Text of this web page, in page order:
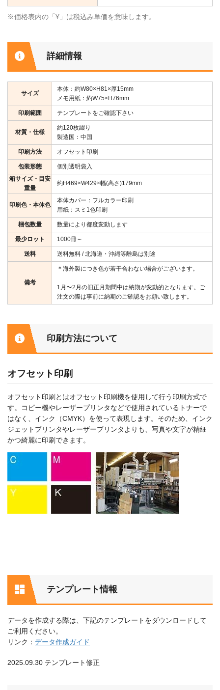
※価格表内の「¥」は税込み単価を意味します。
詳細情報
サイズ
本体：約W80×H81×厚15mm
メモ用紙：約W75×H76mm
印刷範囲 テンプレートをご確認下さい
材質・仕様
約120枚綴り
製造国：中国
印刷方法 オフセット印刷
包装形態
個別透明袋入
箱サイズ・目安
重量
約H469×W429×幅(高さ)179mm
印刷色・本体色
本体カバー：フルカラー印刷
用紙：スミ1色印刷
梱包数量 数量により都度変動します
最少ロット 1000冊～
送料 送料無料 / 北海道・沖縄等離島は別途
備考
＊海外製につき色が若干合わない場合がございます。
1月〜2月の旧正月期間中は納期が変動的となります。ご
注文の際は事前に納期のご確認をお願い致します。
印刷方法について
オフセット印刷
オフセット印刷とはオフセット印刷機を使用して行う印刷方式で
す。コピー機やレーザープリンタなどで使用されているトナーで
はなく、インク（CMYK）を使って表現します。そのため、インク
ジェットプリンタやレーザープリンタよりも、写真や文字が精細
かつ綺麗に印刷できます。
テンプレート情報
データを作成する際は、下記のテンプレートをダウンロードして
ご利用ください。
リンク： データ作成ガイド
2025.09.30 テンプレート修正